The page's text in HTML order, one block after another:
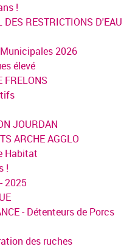
!
DES RESTRICTIONS D'EAU
2026
élevé
FRELONS
JOURDAN
ARCHE AGGLO
Habitat
!
2025
- Détenteurs de Porcs
des ruches